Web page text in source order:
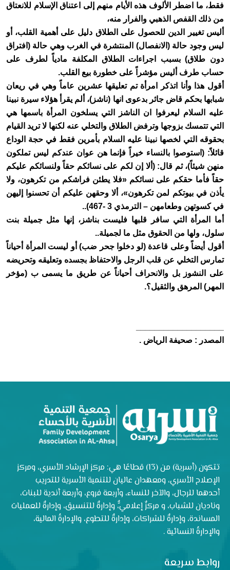
فقط، ما اضطر الألوف هذه الأيام منهم إلى اعتناق الإسلام للانعتاق
من ذلك القفص الذهبي والفرار منه،
أليس تغيير الدين للحصول على الطلاق دليل على أهمية القلب، أو
ليس وجود حالة (الانفصال) المنتشرة في الغرب وهي حالة (افتراق
دون طلاق) بسبب اجراءات الطلاق المكلفة مادياً لطرف على
حساب طرف أليس مؤشراً على خطورة بيع القلب.
أقول هذا وأنا اتذكر امرأة تم تعليقها عشرين عاماً وهي في ريعان
شبابها بحكم قاض جائر بدعوى انها (ناشز)، ألم يقرأ هؤلاء سيرة نبينا
عليه السلام ليعرفوا ان الناشز التي يسلخون المرأة باسمها هي
التي تتمسك بزوجها وترفض الطلاق والتخلي عنه لكنها لا تريد القيام
بحقوقه التي لخصها نبينا عليه السلام بأمرين فقط في حجة الوداع
قائلاً: (استوصوا بالنساء خيراً فإنما هن عوان عندكم ليس تملكون
منهن شيئاً)، ثم قال: (ألا إن لكم على نسائكم حقاً ولنسائكم عليكم
حقاً فأما حقكم على نسائكم «فلا يطئن فراشكم من تكرهون، ولا
يأذن في بيوتكم لمن تكرهون»، ألا وحقهن عليكم أن تحسنوا إليهن
في كسوتهن وطعامهن – الترمذي 3 -467)..
أما المرأة التي سافر قلبها فليست بناشز، إنها مثل جميلة بنت
سلول، ولها من الحقوق مثل ما لجميلة..
أقول أيضاً وعلى قاعدة (لو دخلوا جحر ضب) أو ليست المرأة أحياناً
تمارس التخلي عن قلب الرجل والاحتفاظ بجسده وتعليقه وتحريضه
على النشوز بل والانحراف أحياناً عن طريق ما يسمى ب (مؤخر
المهر) المرهق والثقيل؟.
المصدر : صحيفة الرياض .
تتكون (أسرية) من (13) قطاعًا هي: مركز الإرشاد الأسري، ومركز
الإصلاح الأسري، ومعهدان عاليان للتنمية الأسرية للتدريب
أحدهما للرجال، والآخر للنساء، وأربعة فروع، وأربعة أندية للبنات،
وناديان للشباب، و مركزٌ إعلاميٌّ، وإدارةٌ للتنسيق، وإدارةٌ للعمليات
المساندة، وإدارةٌ للشراكات، وإدارةٌ للتطوع، والإدارةُ المالية،
والإدارةُ النسائية .
روابط سريعة